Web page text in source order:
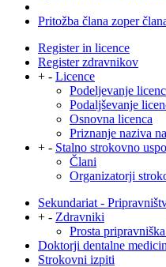
Pritožba člana zoper
Register in licence
Register zdravnikov
+ - Licence
Podeljevanje licenc
Podaljševanje
Osnovna licenca
Priznanje naziva
+ - Stalno strokovno
Člani
Organizatorji
Sekundariat -
+ - Zdravniki
Prosta
Doktorji dentalne
Strokovni izpiti